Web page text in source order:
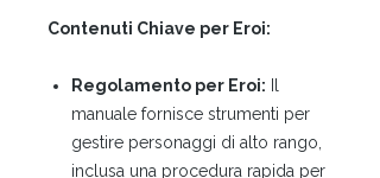
Contenuti Chiave per Eroi:
Regolamento per Eroi:
manuale fornisce strumenti per
gestire personaggi di alto rango,
inclusa una procedura rapida per